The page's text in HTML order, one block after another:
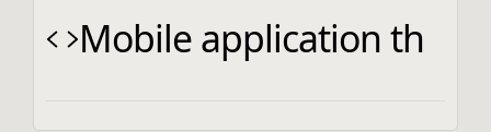
Mobile application th